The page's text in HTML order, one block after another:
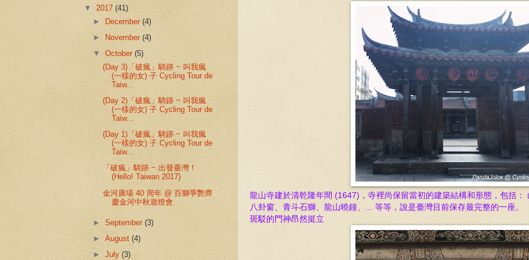
龍山寺建於清乾隆年間 (1647)， 寺裡尚保留當初的建築結構和形態，包括
八卦窗、青斗石獅、龍山曉鐘、... 等等，說是臺灣目前保存最完整的一座。
斑駁的門神昂然挺立
▼ 2017 (41)
► December(4)
►
November(4)
▼October(5)
(Day 3)「破瘋」騎跡 ~ 叫我瘋
(一樣的女) 子 Cycling Tour de
Taiw...
(Day 2)「破瘋」騎跡 ~ 叫我瘋
(一樣的女) 子 Cycling Tour de
Taiw...
(Day 1)「破瘋」騎跡 ~ 叫我瘋
(一樣的女) 子 Cycling Tour de
Taiw...
「破瘋」騎跡 ~ 出發臺灣！
(Hello! Taiwan 2017)
金河廣場 40 周年 @ 百獅爭艷齊
慶金河中秋遊燈會
►September(3)
►August(4)
►July(3)